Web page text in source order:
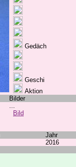
Gedäch
Geschi
Aktion
Bilder
...
Bild
Jahr
2016